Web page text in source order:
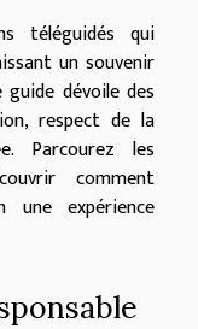
téléguidés qui
un souvenir
dévoile des
respect de la
Parcourez les
comment
une expérience